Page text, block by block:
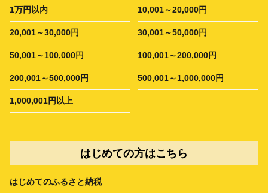
1万円以内 10,001～20,000円
20,001～30,000円 30,001～50,000円
50,001～100,000円 100,001～200,000円
200,001～500,000円 500,001～1,000,000円
1,000,001円以上
はじめての方はこちら
はじめてのふるさと納税